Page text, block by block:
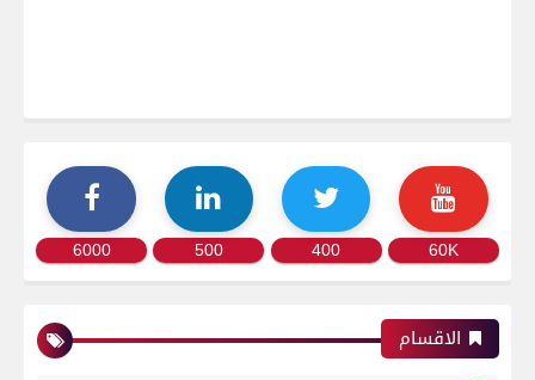
60K
400
500
6000
الاقسام